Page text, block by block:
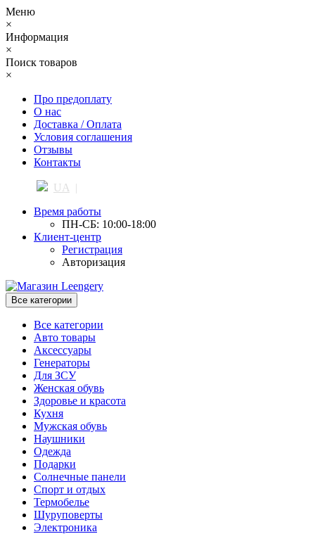
Меню
×
Информация
×
Поиск товаров
×
Про предоплату
О нас
Доставка / Оплата
Условия соглашения
Отзывы
Контакты
UA |
Время работы
ПН-СБ: 10:00-18:00
Клиент-центр
Регистрация
Авторизация
Все категории
Все категории
Авто товары
Аксессуары
Генераторы
Для ЗСУ
Женская обувь
Здоровье и красота
Кухня
Мужская обувь
Наушники
Одежда
Подарки
Солнечные панели
Спорт и отдых
Термобелье
Шуруповерты
Электроника